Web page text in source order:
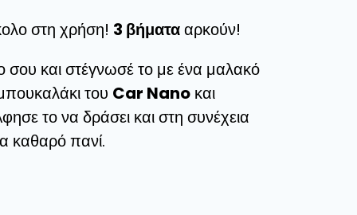
στη χρήση! 3 βήματααρκούν!
σου και στέγνωσέ το με ένα μαλακό
του Car Nano και
το να δράσει και στη συνέχεια
καθαρό πανί.